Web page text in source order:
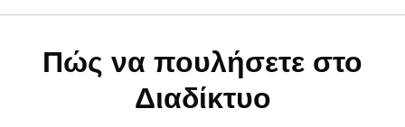
Πώς να πουλήσετε στο
Διαδίκτυο